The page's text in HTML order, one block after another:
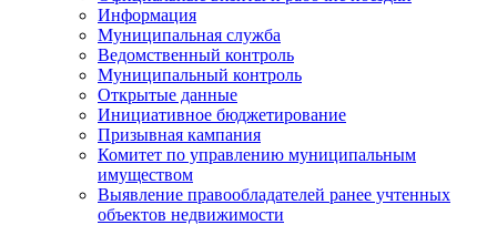
Информация
Муниципальная служба
Ведомственный контроль
Муниципальный контроль
Открытые данные
Инициативное бюджетирование
Призывная кампания
Комитет по управлению муниципальным
имуществом
Выявление правообладателей ранее учтенных
объектов недвижимости